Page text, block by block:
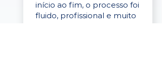
início ao fim, o processo foi
fluido, profissional e muito